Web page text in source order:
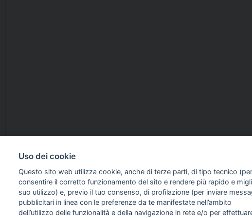
INFO SULL'AZIENDA GUIDA AGLI ACQUISTI
Uso dei cookie
Questo sito web utilizza cookie, anche di terze parti, di tipo tecnico (per
consentire il corretto funzionamento del sito e rendere più rapido e
suo utilizzo) e, previo il tuo consenso, di profilazione (per inviare
pubblicitari in linea con le preferenze da te manifestate nell’ambito
dell’utilizzo delle funzionalità e della navigazione in rete e/o per